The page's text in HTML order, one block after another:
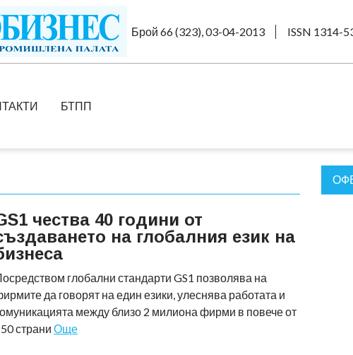
Брой 66 (323), 03-04-2013 ISSN 1314-
БТПП
чества 40 години от
на глобалния език на
глобални стандарти GS1 позволява на
да говорят на един езики, улеснява работата и
между близо 2 милиона фирми в повече от
страни Още